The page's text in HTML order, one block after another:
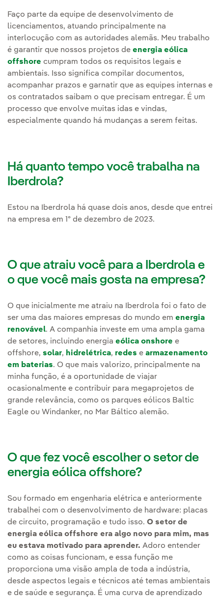
Faço parte da equipe de desenvolvimento de
licenciamentos, atuando principalmente na
interlocução com as autoridades alemãs. Meu trabalho
é garantir que nossos projetos de energia eólica
offshore cumpram todos os requisitos legais e
ambientais. Isso significa compilar documentos,
acompanhar prazos e garnatir que as equipes internas e
os contratados saibam o que precisam entregar. É um
processo que envolve muitas idas e vindas,
especialmente quando há mudanças a serem feitas.
Há quanto tempo você trabalha na
Iberdrola?
Estou na Iberdrola há quase dois anos, desde que entrei
na empresa em 1º de dezembro de 2023.
O que atraiu você para a Iberdrola e
o que você mais gosta na empresa?
O que inicialmente me atraiu na Iberdrola foi o fato de
ser uma das maiores empresas do mundo em energia
renovável. A companhia investe em uma ampla gama
de setores, incluindo energia eólica onshore e
offshore, solar, hidrelétrica, redes e armazenamento
em baterias. O que mais valorizo, principalmente na
minha função, é a oportunidade de viajar
ocasionalmente e contribuir para megaprojetos de
grande relevância, como os parques eólicos Baltic
Eagle ou Windanker, no Mar Báltico alemão.
O que fez você escolher o setor de
energia eólica offshore?
Sou formado em engenharia elétrica e anteriormente
trabalhei com o desenvolvimento de hardware: placas
de circuito, programação e tudo isso. O setor de
energia eólica offshore era algo novo para mim, mas
eu estava motivado para aprender. Adoro entender
como as coisas funcionam, e essa função me
proporciona uma visão ampla de toda a indústria,
desde aspectos legais e técnicos até temas ambientais
e de saúde e segurança. É uma curva de aprendizado